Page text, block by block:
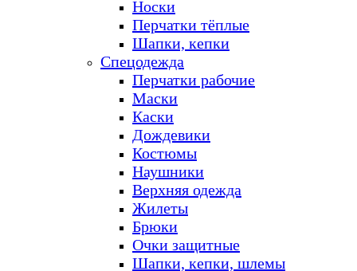
Носки
Перчатки тёплые
Шапки, кепки
Спецодежда
Перчатки рабочие
Маски
Каски
Дождевики
Костюмы
Наушники
Верхняя одежда
Жилеты
Брюки
Очки защитные
Шапки, кепки, шлемы